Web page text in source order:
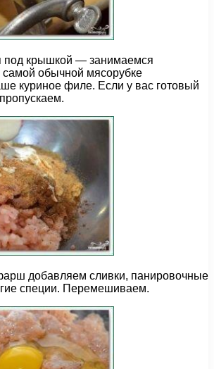
под крышкой — занимаемся
обычной мясорубке
куриное филе. Если у вас готовый
добавляем сливки, панировочные
специи. Перемешиваем.